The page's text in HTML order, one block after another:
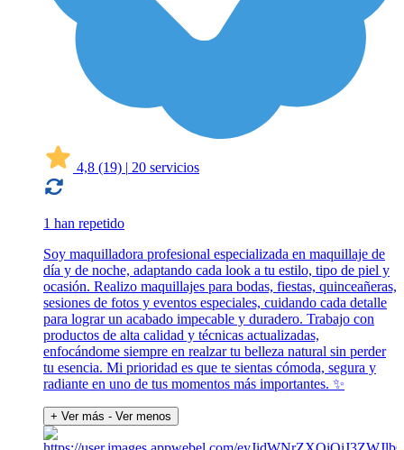
4,8 (19) | 20 servicios
1 han repetido
Soy maquilladora profesional especializada en maquillaje de
día y de noche, adaptando cada look a tu estilo, tipo de piel y
ocasión. Realizo maquillajes para bodas, fiestas, quinceañeras,
sesiones de fotos y eventos especiales, cuidando cada detalle
para lograr un acabado impecable y duradero. Trabajo con
productos de alta calidad y técnicas actualizadas,
enfocándome siempre en realzar tu belleza natural sin perder
tu esencia. Mi prioridad es que te sientas cómoda, segura y
radiante en uno de tus momentos más importantes. ✨
+ Ver más - Ver menos